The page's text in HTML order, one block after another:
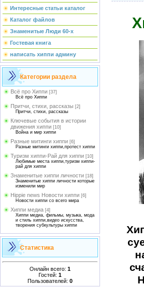
Интересные статьи каталог
Каталог файлов
Знаменитые Люди 60-х
Гостевая книга
написать хиппи админу
Категории раздела
Всё про Хиппи [37]
Всё про Хиппи
Притчи, стихи, рассказы [2]
Притчи, стихи, рассказы
Ключевые события в истории
движения хиппи [10]
Война и мир хиппи
Разные митинги хиппи [6]
Разные митинги хиппи,протест хиппи
Туризм хиппи-Рай для хиппи [10]
Любимые места хиппи,туризм хиппи-
рай для хиппи
Знаменитые хиппи личности [18]
Знаменитые хиппи личности которые
изменили мир
Hippie news Новости хиппи [6]
Новости хиппи со всего мира
Хиппи медиа [4]
Хиппи медиа, фильмы, музыка, мода
и стиль хиппи,видео искусства,
творения субкультуры хиппи
Статистика
Онлайн всего: 1
Гостей: 1
Пользователей: 0